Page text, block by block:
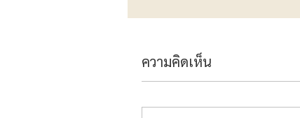
ความคิดเห็น